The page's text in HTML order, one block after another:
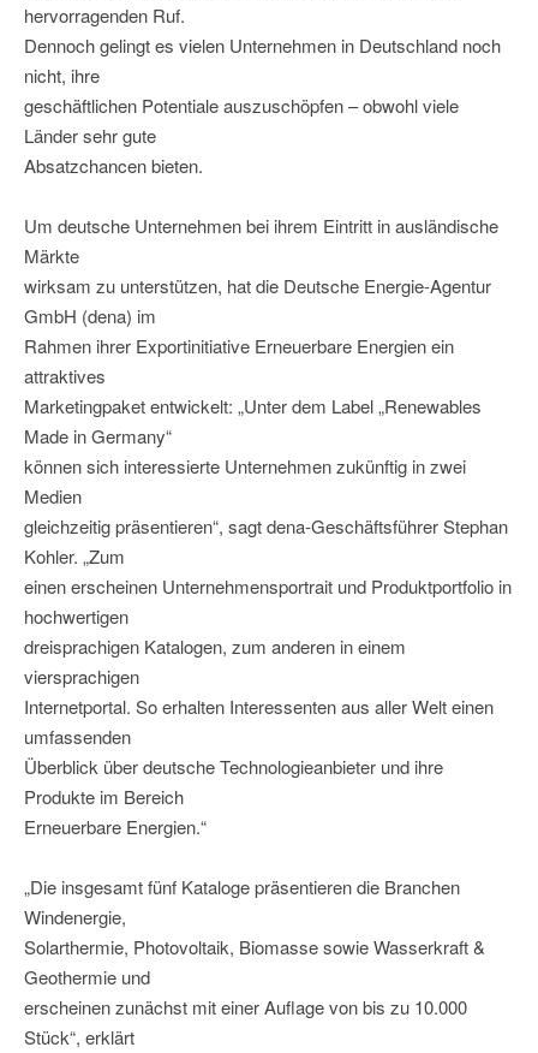
hervorragenden Ruf.
Dennoch gelingt es vielen Unternehmen in Deutschland noch
nicht, ihre
geschäftlichen Potentiale auszuschöpfen – obwohl viele
Länder sehr gute
Absatzchancen bieten.
Um deutsche Unternehmen bei ihrem Eintritt in ausländische
Märkte
wirksam zu unterstützen, hat die Deutsche Energie-Agentur
GmbH (dena) im
Rahmen ihrer Exportinitiative Erneuerbare Energien ein
attraktives
Marketingpaket entwickelt: „Unter dem Label „Renewables
Made in Germany“
können sich interessierte Unternehmen zukünftig in zwei
Medien
gleichzeitig präsentieren“, sagt dena-Geschäftsführer Stephan
Kohler. „Zum
einen erscheinen Unternehmensportrait und Produktportfolio in
hochwertigen
dreisprachigen Katalogen, zum anderen in einem
viersprachigen
Internetportal. So erhalten Interessenten aus aller Welt einen
umfassenden
Überblick über deutsche Technologieanbieter und ihre
Produkte im Bereich
Erneuerbare Energien.“
„Die insgesamt fünf Kataloge präsentieren die Branchen
Windenergie,
Solarthermie, Photovoltaik, Biomasse sowie Wasserkraft &
Geothermie und
erscheinen zunächst mit einer Auflage von bis zu 10.000
Stück“, erklärt